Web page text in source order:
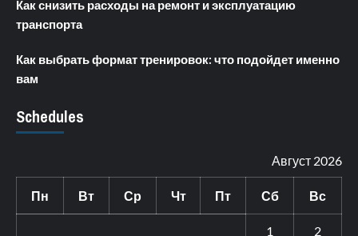
Как снизить расходы на ремонт и эксплуатацию
транспорта
Как выбрать формат тренировок: что подойдет именно
вам
Schedules
Август 2026
Пн Вт Ср Чт Пт Сб Вс
1 2